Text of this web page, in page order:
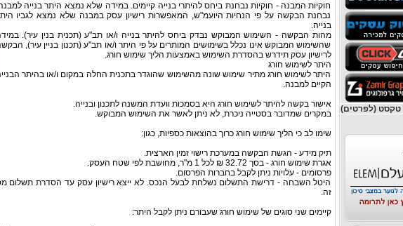
טקסט (לפרטים)
חוקיות המבנה - חוקיות נבחנת ביחס להיתרי בנייה קיימים. במידה שלא נמצא היתר בנייה
נבחנת הבקשה על פי הנחיות היועמ"ש, המאפשרות רישיון עסק במבנה שלא נמצא לגביו
בנייה.
מהות הבקשה - השימוש המבוקש נבדק ביחס להיתר בנייה ו/או תב"ע (תכנית בנין עיר).
שהשימוש המבוקש אינו נכלל בשימושים המותרים על פי היתר ו/או תב"ע (תכנון בניין עיר),
לרישיון עסק תידרש בהסדרת השימוש באמצעות הליך שימוש חורג.
היתר לשימוש חורג
היתר לשימוש חורג מתיר שימוש שונה מהשימוש שהוגדר בתכנית החלה במקום ו/או בהיתר
הקיים למבנה.
אישור בקשה להיתר לשימוש חורג היא בסמכות וועדת המשנה לתכנון ובנייה.
במקרים שמדובר בסטייה ניכרת, לא ניתן לאשר את השימוש המבוקש.
שימו לב כי הליך שימוש חורג כרוך בהוצאות כספיות, כגון:
תיק מידע - הגשת הבקשה במערכת רישוי זמין הארצית.
אגרת שימוש חורג - בסך 32.72 ₪ לכל 1 מ"ר, מחושבת לפי שטח העסק.
פרסומים - עלויות ניתן לקבל בחברות הפרסום.
היטל השבחה - דרישת התשלום נשלחת לבעל הנכס. לא ייצא רישיון עסק עד הסדרת תשלום
זה.
קיימים שני סוגים של שימוש חורג שעבורם ניתן לקבל היתר: